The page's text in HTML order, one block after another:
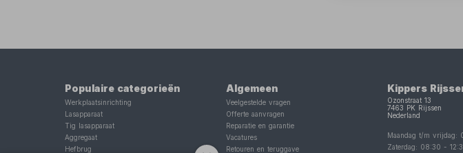
Populaire categorieën
Werkplaatsinrichting
Lasapparaat
Tig lasapparaat
Aggregaat
Hefbrug
Algemeen
Veelgestelde vragen
Offerte aanvragen
Reparatie en garantie
Vacatures
Retouren en teruggave
Kippers
Ozonstraat 13
7463 PK
Rijssen
Nederland
Maandag t/m vrijdag:
Zaterdag: 08:30 -